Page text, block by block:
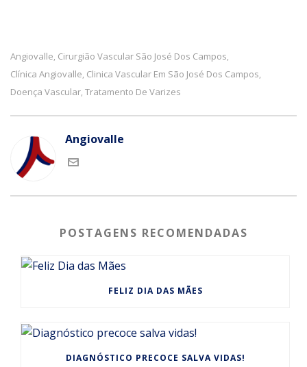
Angiovalle, Cirurgião Vascular São José Dos Campos,
Clínica Angiovalle, Clinica Vascular Em São José Dos Campos,
Doença Vascular, Tratamento De Varizes
Angiovalle
POSTAGENS RECOMENDADAS
FELIZ DIA DAS MÃES
DIAGNÓSTICO PRECOCE SALVA VIDAS!